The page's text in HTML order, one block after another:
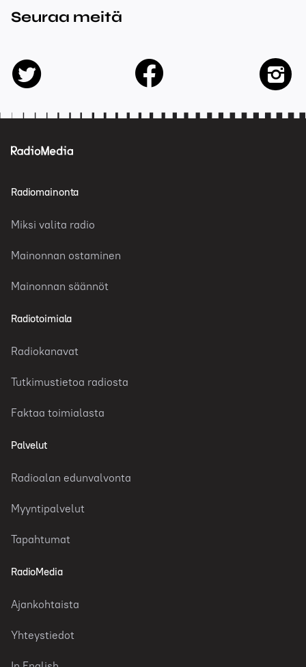
Seuraa meitä
twitter facebook
Radiomainonta
Miksi valita radio
Mainonnan ostaminen
Mainonnan säännöt
Radiotoimiala
Radiokanavat
Tutkimustietoa radiosta
Faktaa toimialasta
Palvelut
Radioalan edunvalvonta
Myyntipalvelut
Tapahtumat
RadioMedia
Ajankohtaista
Yhteystiedot